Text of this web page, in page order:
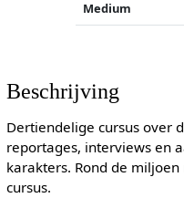
Medium
Beschrijving
Dertiendelige cursus over
reportages, interviews en
karakters. Rond de
cursus.